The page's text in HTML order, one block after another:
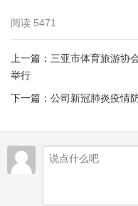
阅读 5471
上一篇： 三亚市体育旅游协
举行
下一篇： 公司新冠肺炎疫情